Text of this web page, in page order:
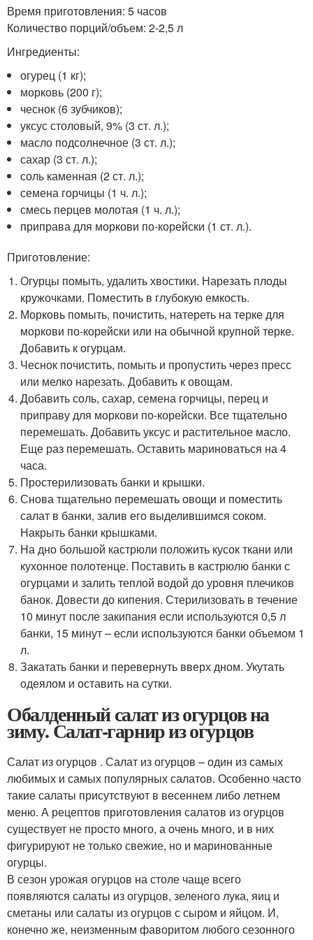
Время приготовления: 5 часов
Количество порций/объем: 2-2,5 л
Ингредиенты:
огурец (1 кг);
морковь (200 г);
чеснок (6 зубчиков);
уксус столовый, 9% (3 ст. л.);
масло подсолнечное (3 ст. л.);
сахар (3 ст. л.);
соль каменная (2 ст. л.);
семена горчицы (1 ч. л.);
смесь перцев молотая (1 ч. л.);
приправа для моркови по-корейски (1 ст. л.).
Приготовление:
Огурцы помыть, удалить хвостики. Нарезать плоды
кружочками. Поместить в глубокую емкость.
Морковь помыть, почистить, натереть на терке для
моркови по-корейски или на обычной крупной терке.
Добавить к огурцам.
Чеснок почистить, помыть и пропустить через пресс
или мелко нарезать. Добавить к овощам.
Добавить соль, сахар, семена горчицы, перец и
приправу для моркови по-корейски. Все тщательно
перемешать. Добавить уксус и растительное масло.
Еще раз перемешать. Оставить мариноваться на 4
часа.
Простерилизовать банки и крышки.
Снова тщательно перемешать овощи и поместить
салат в банки, залив его выделившимся соком.
Накрыть банки крышками.
На дно большой кастрюли положить кусок ткани или
кухонное полотенце. Поставить в кастрюлю банки с
огурцами и залить теплой водой до уровня плечиков
банок. Довести до кипения. Стерилизовать в течение
10 минут после закипания если используются 0,5 л
банки, 15 минут – если используются банки объемом 1
л.
Закатать банки и перевернуть вверх дном. Укутать
одеялом и оставить на сутки.
Обалденный салат из огурцов на
зиму. Салат-гарнир из огурцов
Салат из огурцов . Салат из огурцов – один из самых
любимых и самых популярных салатов. Особенно часто
такие салаты присутствуют в весеннем либо летнем
меню. А рецептов приготовления салатов из огурцов
существует не просто много, а очень много, и в них
фигурируют не только свежие, но и маринованные
огурцы.
В сезон урожая огурцов на столе чаще всего
появляются салаты из огурцов, зеленого лука, яиц и
сметаны или салаты из огурцов с сыром и яйцом. И,
конечно же, неизменным фаворитом любого сезонного